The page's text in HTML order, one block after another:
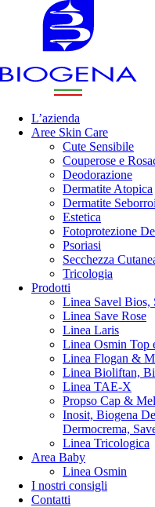
L’azienda
Aree Skin Care
Cute Sensibile
Couperose e
Deodorazione
Dermatite Atopica
Dermatite
Estetica
Fotoprotezione
Psoriasi
Secchezza
Tricologia
Prodotti
Linea Savel Bios,
Linea Save Rose
Linea Laris
Linea Osmin Top
Linea Flogan &
Linea Bioliftan,
Linea TAE-X
Propso Cap &
Inosit, Biogena
Dermocrema,
Linea Tricologica
Area Baby
Linea Osmin
I nostri consigli
Contatti